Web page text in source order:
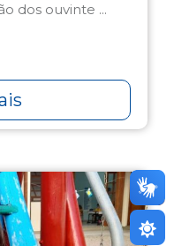
dos ouvinte ...